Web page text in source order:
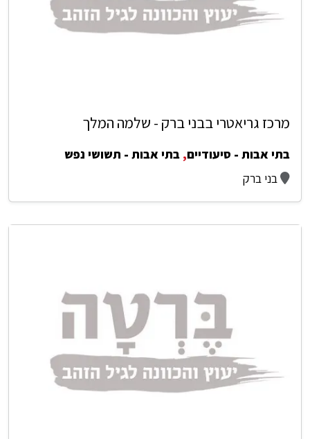
מרכז גריאטרי בבני ברק - שלמה המלך
בתי אבות - סיעודיים, בתי אבות - תשושי נפש
בני ברק